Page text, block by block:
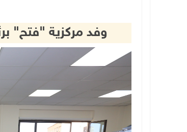
وفد مركزية "فتح"